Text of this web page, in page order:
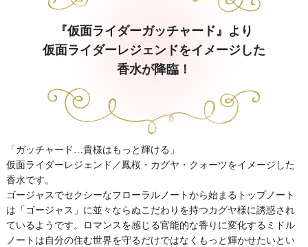
『仮面ライダーガッチャード』より
仮面ライダーレジェンドをイメージした
香水が降臨！
「ガッチャード…貴様はもっと輝ける」
仮面ライダーレジェンド／鳳桜・カグヤ・クォーツをイメージした
香水です。
ゴージャスでセクシーなフローラルノートから始まるトップノート
は「ゴージャス」に並々ならぬこだわりを持つカグヤ様に誘惑され
ているようです。ロマンスを感じる官能的な香りに変化するミドル
ノートは自分の住む世界を守るだけではなくもっと輝かせたいとい